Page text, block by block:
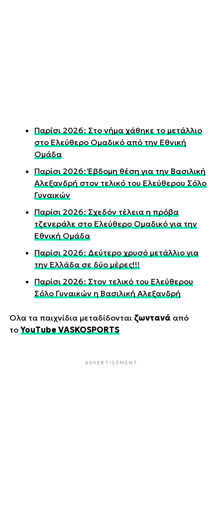
Παρίσι 2026: Στο νήμα χάθηκε το μετάλλιο
στο Ελεύθερο Ομαδικό από την Εθνική
Ομάδα
Παρίσι 2026: Έβδομη θέση για την Βασιλική
Αλεξανδρή στον τελικό του Ελεύθερου Σόλο
Γυναικών
Παρίσι 2026: Σχεδόν τέλεια η πρόβα
τζενεράλε στο Ελεύθερο Ομαδικό για την
Εθνική Ομάδα
Παρίσι 2026: Δεύτερο χρυσό μετάλλιο για
την Ελλάδα σε δύο μέρες!!!
Παρίσι 2026: Στον τελικό του Ελεύθερου
Σόλο Γυναικών η Βασιλική Αλεξανδρή
Όλα τα παιχνίδια μεταδίδονται ζωντανά από
το YouTube VASKOSPORTS
ADVERTISEMENT